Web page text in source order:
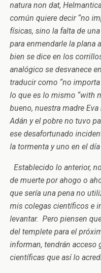
natura non dat,
común quiere decir “no
físicas, sino la falta de
para enmendarle la plana
bien se dice en los
analógico se desvanece
traducir como “no
lo que es lo mismo “with
bueno, nuestra madre
Adán y el pobre no tuvo
ese desafortunado
la tormenta y uno en el
Establecido lo anterior,
de muerte por ahogo o
que sería una pena no
mis colegas científicos e
levantar. Pero piensen
del templete para el
informan, tendrán acceso
científicas que así lo